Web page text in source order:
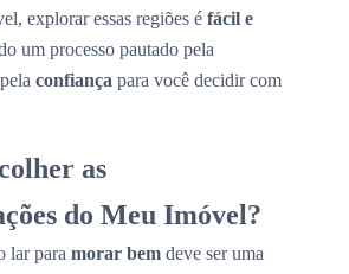
explorar essas regiões é fácil e
um processo pautado pela
confiança para você decidir com
as
do Meu Imóvel?
lar para morar bem deve ser uma